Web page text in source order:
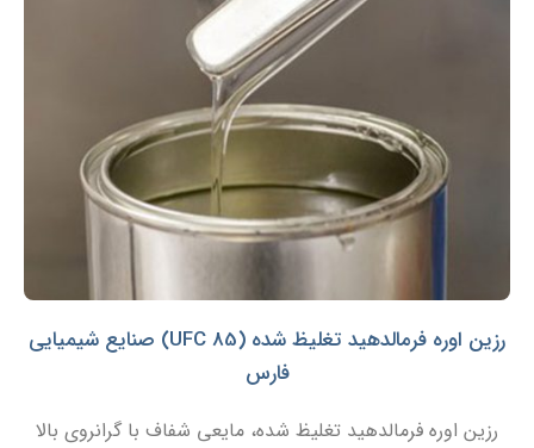
رزین اوره فرمالدهید تغلیظ شده (UFC 85) صنایع شیمیایی
فارس
رزین اوره فرمالدهید تغلیظ شده، مایعی شفاف با گرانروی بالا